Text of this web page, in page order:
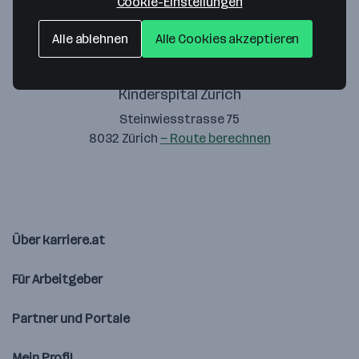
Kinderspital Zürich
Steinwiesstrasse 75
8032 Zürich — Route berechnen
Über karriere.at
Für Arbeitgeber
Partner und Portale
Alle ablehnen Alle Cookies akzeptieren